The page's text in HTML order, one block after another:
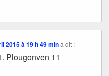
2015 à 19 h 49 min a dit :
Plougonven 11